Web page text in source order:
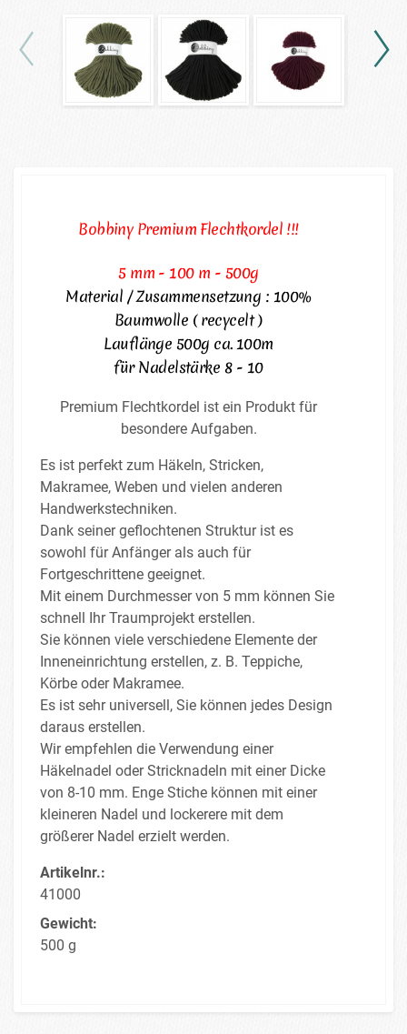
Bobbiny Premium Flechtkordel !!!
5 mm - 100 m - 500g
Material / Zusammensetzung : 100%
Baumwolle ( recycelt )
Lauflänge 500g ca. 100m
für Nadelstärke 8 - 10
Premium Flechtkordel ist ein Produkt für
besondere Aufgaben.
Es ist perfekt zum Häkeln, Stricken,
Makramee, Weben und vielen anderen
Handwerkstechniken.
Dank seiner geflochtenen Struktur ist es
sowohl für Anfänger als auch für
Fortgeschrittene geeignet.
Mit einem Durchmesser von 5 mm können Sie
schnell Ihr Traumprojekt erstellen.
Sie können viele verschiedene Elemente der
Inneneinrichtung erstellen, z. B. Teppiche,
Körbe oder Makramee.
Es ist sehr universell, Sie können jedes Design
daraus erstellen.
Wir empfehlen die Verwendung einer
Häkelnadel oder Stricknadeln mit einer Dicke
von 8-10 mm. Enge Stiche können mit einer
kleineren Nadel und lockerere mit dem
größerer Nadel erzielt werden.
Artikelnr.:
41000
Gewicht:
500 g